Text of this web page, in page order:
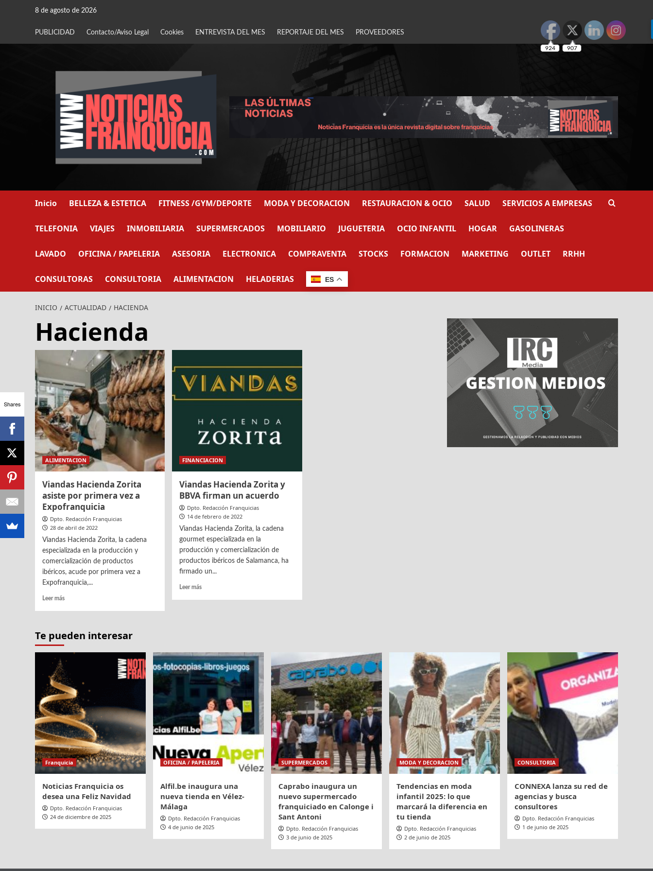
8 de agosto de 2026
PUBLICIDAD Contacto/Aviso Legal Cookies ENTREVISTA DEL MES REPORTAJE DEL MES PROVEEDORES
Inicio BELLEZA & ESTETICA FITNESS /GYM/DEPORTE MODA Y DECORACION RESTAURACION & OCIO SALUD SERVICIOS A EMPRESAS
TELEFONIA VIAJES INMOBILIARIA SUPERMERCADOS MOBILIARIO JUGUETERIA OCIO INFANTIL HOGAR GASOLINERAS
LAVADO OFICINA / PAPELERIA ASESORIA ELECTRONICA COMPRAVENTA STOCKS FORMACION MARKETING OUTLET RRHH
CONSULTORAS CONSULTORIA ALIMENTACION HELADERIAS ES
INICIO ACTUALIDAD HACIENDA
Hacienda
ALIMENTACION
Viandas Hacienda Zorita
asiste por primera vez a
Expofranquicia
Dpto. Redacción Franquicias
28 de abril de 2022
Viandas Hacienda Zorita, la cadena
especializada en la producción y
comercialización de productos
ibéricos, acude por primera vez a
Expofranquicia,...
Leer másLeer
Hacienda
asiste
por
vez
a
Expofranquicia
FINANCIACION
Viandas Hacienda Zorita y
BBVA firman un acuerdo
Dpto. Redacción Franquicias
14 de febrero de 2022
Viandas Hacienda Zorita, la cadena
gourmet especializada en la
producción y comercialización de
productos ibéricos de Salamanca, ha
firmado un...
Leer másLeer
firman
un
acuerdo
Te pueden interesar
Franquicia
Noticias Franquicia os
desea una Feliz Navidad
Dpto. Redacción Franquicias
24 de diciembre de 2025
OFICINA / PAPELERIA
Alfil.be inaugura una
nueva tienda en Vélez-
Málaga
Dpto. Redacción Franquicias
4 de junio de 2025
SUPERMERCADOS
Caprabo inaugura un
nuevo supermercado
franquiciado en Calonge i
Sant Antoni
Dpto. Redacción Franquicias
3 de junio de 2025
MODA Y DECORACION
Tendencias en moda
infantil 2025: lo que
marcará la diferencia en
tu tienda
Dpto. Redacción Franquicias
2 de junio de 2025
CONSULTORIA
CONNEXA lanza su red de
agencias y busca
consultores
Dpto. Redacción Franquicias
1 de junio de 2025
924 907
Shares